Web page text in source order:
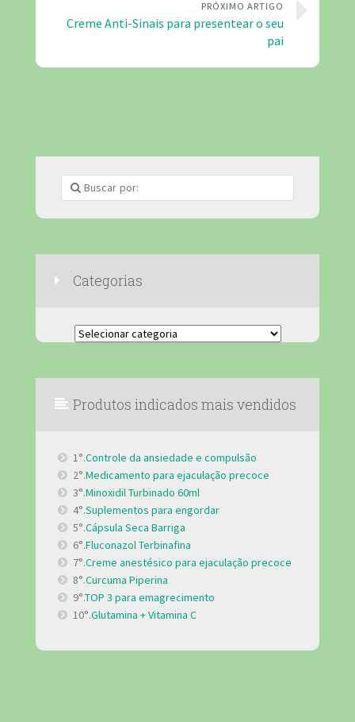
PRÓXIMO ARTIGO
Creme Anti-Sinais para presentear o seu
pai
Categorias
Categorias
Produtos indicados mais vendidos
1°.Controle da ansiedade e compulsão
2°.Medicamento para ejaculação precoce
3°.Minoxidil Turbinado 60ml
4°.Suplementos para engordar
5°.Cápsula Seca Barriga
6°.Fluconazol Terbinafina
7°.Creme anestésico para ejaculação precoce
8°.Curcuma Piperina
9°.TOP 3 para emagrecimento
10°.Glutamina + Vitamina C